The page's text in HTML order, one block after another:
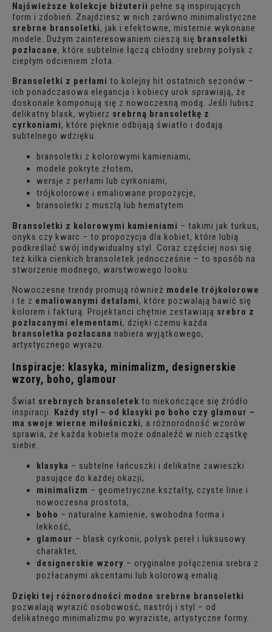
Najświeższe kolekcje biżuterii pełne są inspirujących
form i zdobień. Znajdziesz w nich zarówno minimalistyczne
srebrne bransoletki, jak i efektowne, misternie wykonane
modele. Dużym zainteresowaniem cieszą się bransoletki
pozłacane, które subtelnie łączą chłodny srebrny połysk z
ciepłym odcieniem złota.
Bransoletki z perłami to kolejny hit ostatnich sezonów –
ich ponadczasowa elegancja i kobiecy urok sprawiają, że
doskonale komponują się z nowoczesną modą. Jeśli lubisz
delikatny blask, wybierz srebrną bransoletkę z
cyrkoniami, które pięknie odbijają światło i dodają
subtelnego wdzięku.
bransoletki z kolorowymi kamieniami,
modele pokryte złotem,
wersje z perłami lub cyrkoniami,
trójkolorowe i emaliowane propozycje,
bransoletki z muszlą lub hematytem.
Bransoletki z kolorowymi kamieniami – takimi jak turkus,
onyks czy kwarc – to propozycja dla kobiet, które lubią
podkreślać swój indywidualny styl. Coraz częściej nosi się
też kilka cienkich bransoletek jednocześnie – to sposób na
stworzenie modnego, warstwowego looku.
Nowoczesne trendy promują również modele trójkolorowe
i te z emaliowanymi detalami, które pozwalają bawić się
kolorem i fakturą. Projektanci chętnie zestawiają srebro z
pozłacanymi elementami, dzięki czemu każda
bransoletka pozłacana nabiera wyjątkowego,
artystycznego wyrazu.
Inspiracje: klasyka, minimalizm, designerskie
wzory, boho, glamour
Świat srebrnych bransoletek to niekończące się źródło
inspiracji. Każdy styl – od klasyki po boho czy glamour –
ma swoje wierne miłośniczki, a różnorodność wzorów
sprawia, że każda kobieta może odnaleźć w nich cząstkę
siebie.
klasyka – subtelne łańcuszki i delikatne zawieszki
pasujące do każdej okazji,
minimalizm – geometryczne kształty, czyste linie i
nowoczesna prostota,
boho – naturalne kamienie, swobodna forma i
lekkość,
glamour – blask cyrkonii, połysk pereł i luksusowy
charakter,
designerskie wzory – oryginalne połączenia srebra z
pozłacanymi akcentami lub kolorową emalią.
Dzięki tej różnorodności modne srebrne bransoletki
pozwalają wyrazić osobowość, nastrój i styl – od
delikatnego minimalizmu po wyraziste, artystyczne formy.